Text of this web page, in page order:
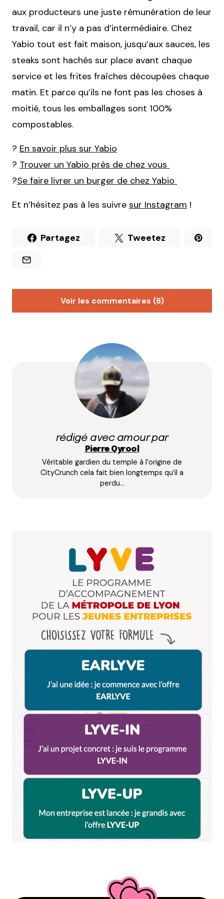
aux producteurs une juste rémunération de leur
travail, car il n’y a pas d’intermédiaire. Chez
Yabio tout est fait maison, jusqu’aux sauces, les
steaks sont hachés sur place avant chaque
service et les frites fraîches découpées chaque
matin. Et parce qu’ils ne font pas les choses à
moitié, tous les emballages sont 100%
compostables.
? En savoir plus sur Yabio
? Trouver un Yabio près de chez vous
?Se faire livrer un burger de chez Yabio
Et n’hésitez pas à les suivre sur Instagram !
Partagez Tweetez
Voir les commentaires (8)
Bonjour, vous devriez aussi parler de l’épicerie
« Demain » dans le 7ème qui innove par son
concept. Marjorie
Merci pour cette suggestion. On va aller y faire
Répondre
Il y avait « Un monde vegan » mais ils ont fermé
en 2018.
16 octobre 2021 à 12 h 08 min
Répondre
3 Ptits Pois à Lyon 7 !!!!
LA référence du vrac, du bio et du local, présent
Et en plus ils sont sympa et toujours de bonne
humeur. Tellement de bonnes vibes !!!!
s3boune
16 octobre 2021 à 8 h 11 min
Répondre
Merci pour l’ajout. On aime beaucoup 3 ptits pois
nous aussi
16 octobre 2021 à 9 h 34 min
Répondre
Merci pour ces infos Qyrool ! Tu pourrais parler du
marché des Frères Lumières… s’il existe toujours
rédigé avec amour par
Pierre Qyrool
Véritable gardien du temple à l’origine de
CityCrunch cela fait bien longtemps qu’il a
perdu…